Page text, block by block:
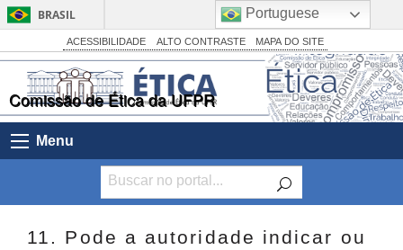
BRASIL
Simplifique!
Comunica BR
Participe
Acesso à informação
Canais
ACESSIBILIDADE ALTO CONTRASTE MAPA DO SITE
Comissão de Ética da UFPR
Menu
11. Pode a autoridade indicar ou
Portuguese